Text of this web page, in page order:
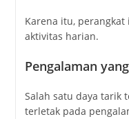
Karena itu,
aktivitas harian.
Pengalaman
Salah satu daya tarik
terletak pada